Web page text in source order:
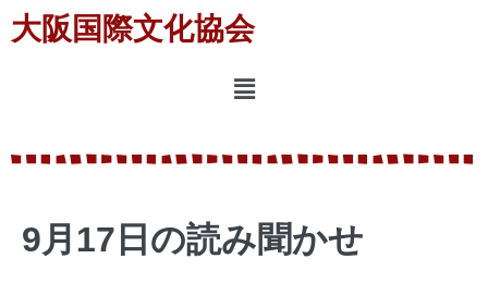
大阪国際文化協会
9月17日の読み聞かせ